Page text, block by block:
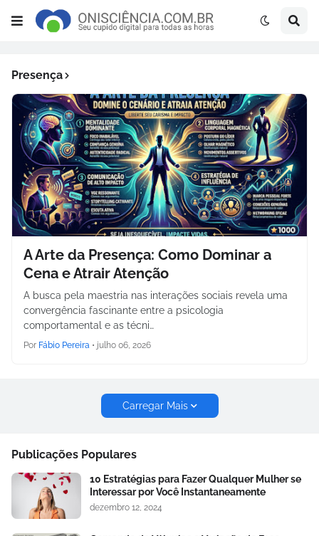
Presença
A Arte da Presença: Como Dominar a
Cena e Atrair Atenção
A busca pela maestria nas interações sociais revela uma
convergência fascinante entre a psicologia
comportamental e as técni…
Por Fábio Pereira • julho 06, 2026
Carregar Mais
Publicações Populares
10 Estratégias para Fazer Qualquer Mulher se
Interessar por Você Instantaneamente
dezembro 12, 2024